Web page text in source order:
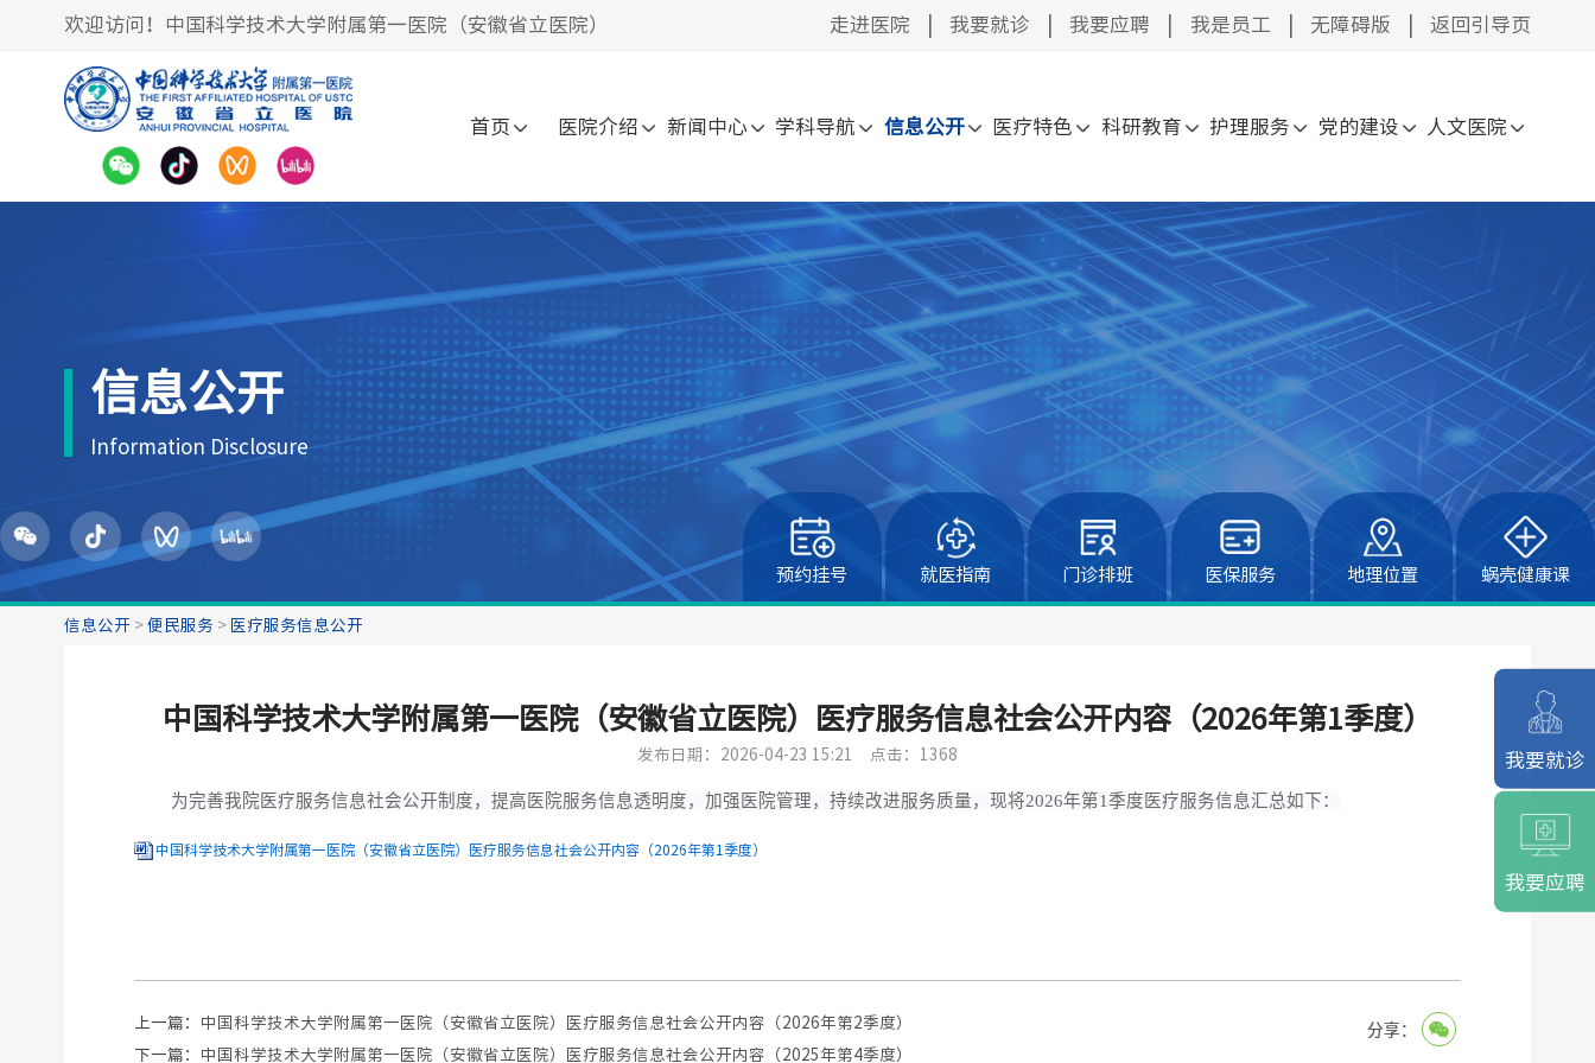
欢迎访问！中国科学技术大学附属第一医院（安徽省立医院） 走进医院 我要就诊 我要应聘 我是员工 无障碍版 返回引导页
首页 医院介绍 新闻中心 学科导航 信息公开 医疗特色 科研教育 护理服务 党的建设 人文医院
信息公开
Information Disclosure
预约挂号 就医指南 门诊排班 医保服务 地理位置 蜗壳健康课
信息公开 > 便民服务 > 医疗服务信息公开
中国科学技术大学附属第一医院（安徽省立医院）医疗服务信息社会公开内容（2026年第1季度）
发布日期：2026-04-23 15:21 点击：1368
为完善我院医疗服务信息社会公开制度，提高医院服务信息透明度，加强医院管理，持续改进服务质量，现将2026年第1季度医疗服务信息汇总如下：
中国科学技术大学附属第一医院（安徽省立医院）医疗服务信息社会公开内容（2026年第1季度）
分享：
上一篇： 中国科学技术大学附属第一医院（安徽省立医院）医疗服务信息社会公开内容（2026年第2季度）
下一篇： 中国科学技术大学附属第一医院（安徽省立医院）医疗服务信息社会公开内容（2025年第4季度）
我要就诊
我要应聘